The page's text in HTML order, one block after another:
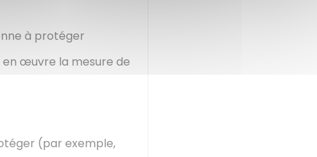
à protéger
œuvre la mesure de
(par exemple,